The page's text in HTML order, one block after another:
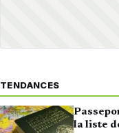
TENDANCES
la liste